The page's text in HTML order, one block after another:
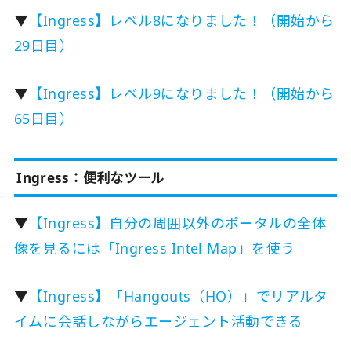
▼ 【Ingress】レベル8になりました！（開始から
29日目）
▼ 【Ingress】レベル9になりました！（開始から
65日目）
Ingress：便利なツール
▼ 【Ingress】自分の周囲以外のポータルの全体
像を見るには「Ingress Intel Map」を使う
▼ 【Ingress】「Hangouts（HO）」でリアルタ
イムに会話しながらエージェント活動できる